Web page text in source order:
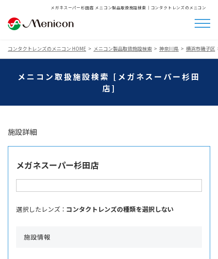
メガネスーパー杉田店 メニコン製品取扱施設検索│コンタクトレンズのメニコン
コンタクトレンズのメニコン HOME メニコン製品取扱施設検索 神奈川県 横浜市磯子区
メニコン取扱施設検索 [メガネスーパー杉田
店]
施設詳細
メガネスーパー杉田店
選択したレンズ ： コンタクトレンズの種類を選択しない
施設情報